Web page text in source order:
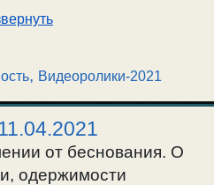
, Видеоролики-2021
от беснования. О
одержимости